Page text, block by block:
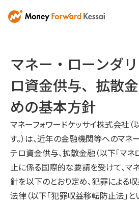
マネー・ローンダ
ロ資金供与、拡散
めの基本方針
マネーフォワードケッサイ株式会社（
す。）は、近年の金融機関等へのマネ
テロ資金供与、拡散金融（以下「マネ
止に係る国際的な要請を受けて、マ
針を以下のとおり定め、犯罪による
法律（以下「犯罪収益移転防止法」と